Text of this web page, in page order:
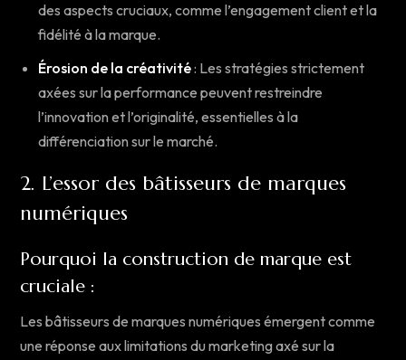
des aspects cruciaux, comme l’engagement client et la
fidélité à la marque.
Érosion de la créativité: Les stratégies strictement
axées sur la performance peuvent restreindre
l’innovation et l’originalité, essentielles à la
différenciation sur le marché.
2. L’essor des bâtisseurs de marques
numériques
Pourquoi la construction de marque est
cruciale :
Les bâtisseurs de marques numériques émergent comme
une réponse aux limitations du marketing axé sur la